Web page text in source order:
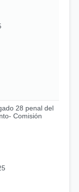
28 penal del
Comisión